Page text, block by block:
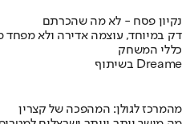
נקיון פסח - לא מה שהכרתם
דק במיוחד, עוצמה אדירה ולא
כללי המשחק
בשיתוף Dreame
מהמרכז לגולן: המהפכה של קצרין